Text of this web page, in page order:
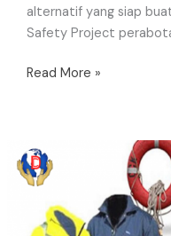
alternatif yang siap
Safety Project
Read More »
Pusat
Perlengkapan
Safety